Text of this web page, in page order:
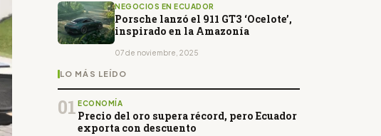
NEGOCIOS EN ECUADOR
Porsche lanzó el 911 GT3 ‘Ocelote’,
inspirado en la Amazonía
07 de noviembre, 2025
LO MÁS LEÍDO
01 ECONOMÍA
Precio del oro supera récord, pero Ecuador
exporta con descuento